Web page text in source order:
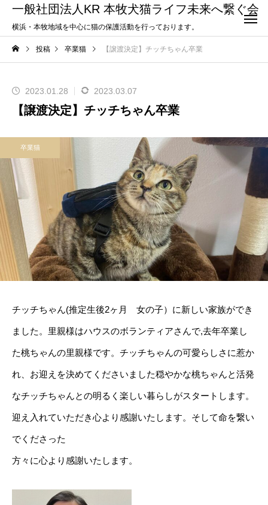
一般社団法人KR 本牧犬猫ライフ未来へ繋ぐ会
横浜・本牧地域を中心に猫の保護活動を行っております。
投稿 卒業猫 【譲渡決定】チッチちゃん卒業
2023.01.28 2023.03.07
【譲渡決定】チッチちゃん卒業
卒業猫
チッチちゃん(推定生後2ヶ月 女の子）に新しい家族ができ
ました。里親様はハウスのボランティアさんで,去年卒業し
た桃ちゃんの里親様です。チッチちゃんの可愛らしさに惹か
れ、お迎えを決めてくださいました穏やかな桃ちゃんと活発
なチッチちゃんとの明るく楽しい暮らしがスタートします。
迎え入れていただき心より感謝いたします。そして命を繋い
でくださった
方々に心より感謝いたします。